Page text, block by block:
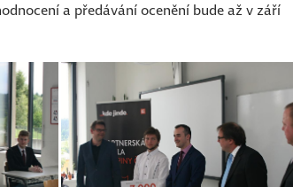
a předávání ocenění bude až v září